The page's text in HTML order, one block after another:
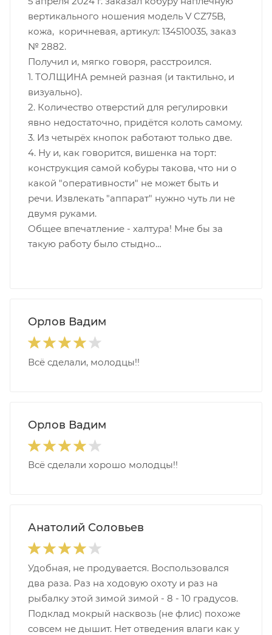
вертикального ношения модель V CZ75B,
кожа, коричневая, артикул: 134510035, заказ
№ 2882.
Получил и, мягко говоря, расстроился.
1. ТОЛЩИНА ремней разная (и тактильно, и
визуально).
2. Количество отверстий для регулировки
явно недостаточно, придётся колоть самому.
3. Из четырёх кнопок работают только две.
4. Ну и, как говорится, вишенка на торт:
конструкция самой кобуры такова, что ни о
какой "оперативности" не может быть и
речи. Извлекать "аппарат" нужно чуть ли не
двумя руками.
Общее впечатление - халтура! Мне бы за
такую работу было стыдно…
Орлов Вадим
Всё сделали, молодцы!!
Орлов Вадим
Всё сделали хорошо молодцы!!
Анатолий Соловьев
Удобная, не продувается. Воспользовался
два раза. Раз на ходовую охоту и раз на
рыбалку этой зимой зимой - 8 - 10 градусов.
Подклад мокрый насквозь (не флис) похоже
совсем не дышит. Нет отведения влаги как у